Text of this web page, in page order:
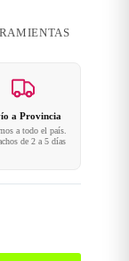
a Provincia
a todo el país.
de 2 a 5 días